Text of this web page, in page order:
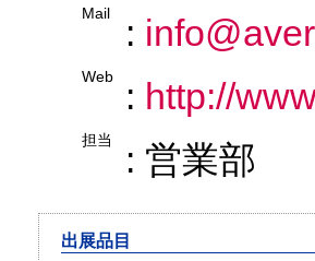
Mail :
Web : http://
担当 : 営業部
出展品目